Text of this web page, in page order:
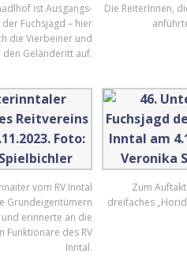
ist Ausgangs-
Fuchsjagd – hier
die Vierbeiner und
den Geländeritt auf.
Die ReiterInnen,
vom RV Inntal
Grundeigentümern
erinnerte an die
Funktionäre des RV
Inntal.
Zum
dreifaches